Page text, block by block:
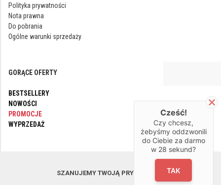
Polityka prywatności
Nota prawna
Do pobrania
Ogólne warunki sprzedaży
GORĄCE OFERTY
BESTSELLERY
NOWOŚCI
PROMOCJE
WYPRZEDAŻ
SZANUJEMY TWOJĄ PRYWATNOŚĆ
Cześć!
Czy chcesz,
żebyśmy oddzwonili
do Ciebie za darmo
w 28 sekund?
TAK